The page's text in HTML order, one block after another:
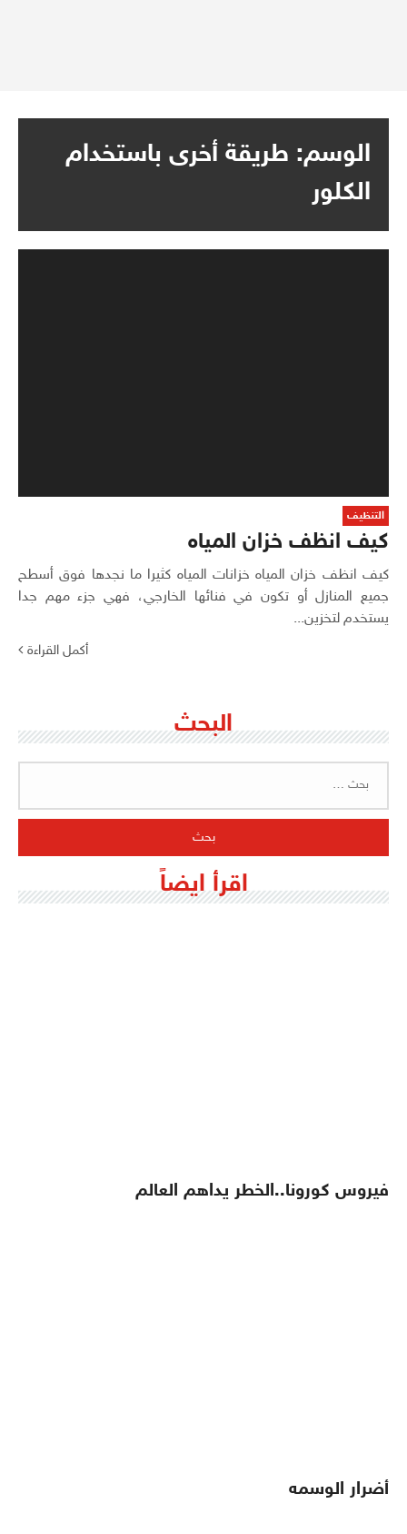
الوسم: طريقة أخرى باستخدام
الكلور
التنظيف
كيف انظف خزان المياه
كيف انظف خزان المياه خزانات المياه كثيرا ما نجدها فوق أسطح
جميع المنازل أو تكون في فنائها الخارجي، فهي جزء مهم جدا
يستخدم لتخزين...
أكمل القراءة
البحث
اقرأ ايضاً
فيروس كورونا..الخطر يداهم العالم
أضرار الوسمه